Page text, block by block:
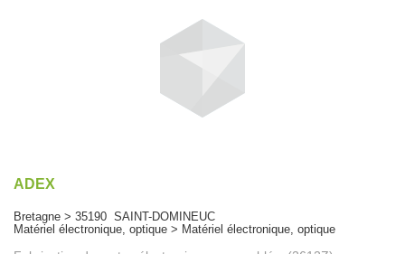
ADEX
Bretagne > 35190 SAINT-DOMINEUC
Matériel électronique, optique > Matériel électronique, optique